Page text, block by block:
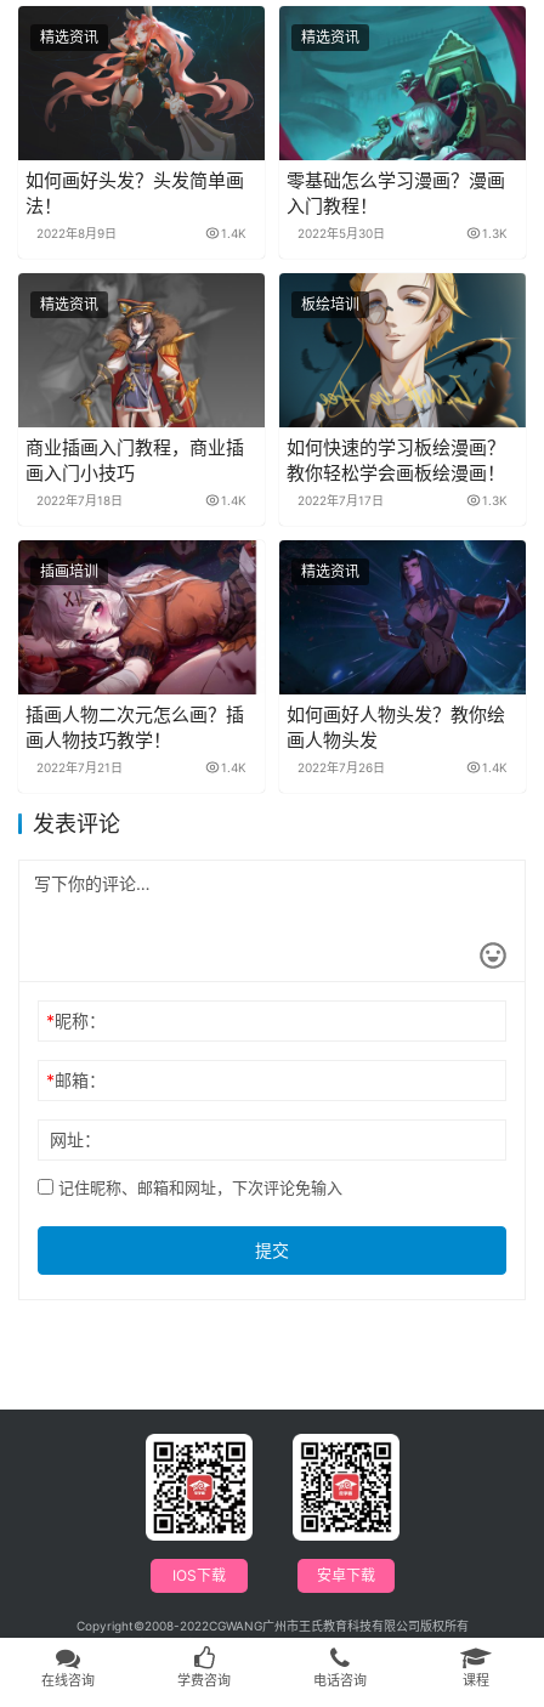
精选资讯
如何画好头发？头发简单画
法！
2022年8月9日 1.4K
精选资讯
零基础怎么学习漫画？漫画
入门教程！
2022年5月30日 1.3K
精选资讯
商业插画入门教程，商业插
画入门小技巧
2022年7月18日 1.4K
板绘培训
如何快速的学习板绘漫画？
教你轻松学会画板绘漫画！
2022年7月17日 1.3K
插画培训
插画人物二次元怎么画？插
画人物技巧教学！
2022年7月21日 1.4K
精选资讯
如何画好人物头发？教你绘
画人物头发
2022年7月26日 1.4K
发表评论
*昵称：
*邮箱：
网址：
记住昵称、邮箱和网址，下次评论免输入
提交
IOS下载 安卓下载
Copyright©2008-2022CGWANG广州市王氏教育科技有限公司版权所有
电信与信息服务业务经营许可证：粤B2-20201042
广播电视节目制作经营许可证编号：（粤）字第04146号
粤ICP备09115880号
在线咨询 学费咨询 电话咨询 课程